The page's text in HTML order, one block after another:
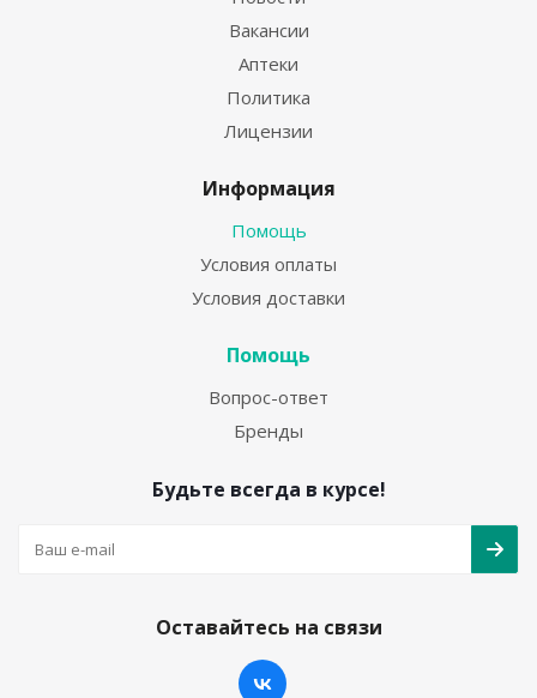
Вакансии
Аптеки
Политика
Лицензии
Информация
Помощь
Условия оплаты
Условия доставки
Помощь
Вопрос-ответ
Бренды
Будьте всегда в курсе!
Оставайтесь на связи